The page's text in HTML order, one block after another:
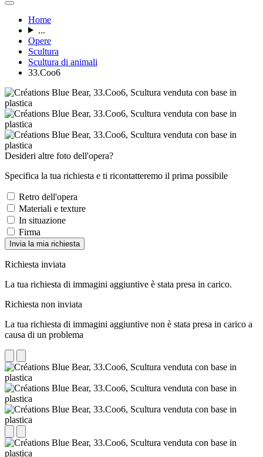
Home
...
Opere
Scultura
Scultura di animali
33.Coo6
Desideri altre foto dell'opera?
Specifica la tua richiesta e ti ricontatteremo il prima possibile
Retro dell'opera
Materiali e texture
In situazione
Firma
Invia la mia richiesta
Richiesta inviata
La tua richiesta di immagini aggiuntive è stata presa in carico.
Richiesta non inviata
La tua richiesta di immagini aggiuntive non è stata presa in carico a
causa di un problema